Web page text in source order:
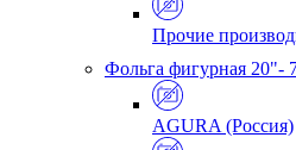
Прочие
Фольга фигурная 20"-
AGURA (Россия)